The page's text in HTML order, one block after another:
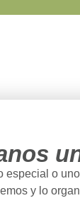
especial o
y lo